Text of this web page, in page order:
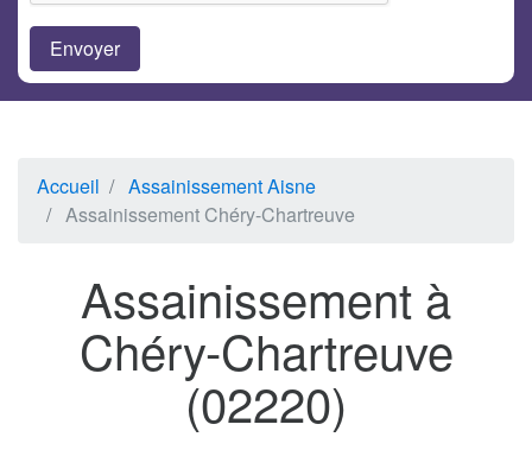
Accueil
Assainissement Aisne
Assainissement Chéry-Chartreuve
Assainissement à
Chéry-Chartreuve
(02220)